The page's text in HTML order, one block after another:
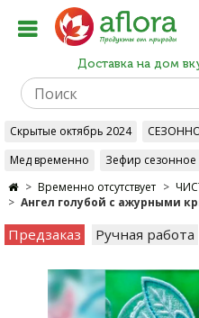
Доставка на дом
Скрытые октябрь 2024
Мед временно
Зефир сезонное
Временно отсутствует
Ангел голубой с ажурными
Предзаказ Ручная работа